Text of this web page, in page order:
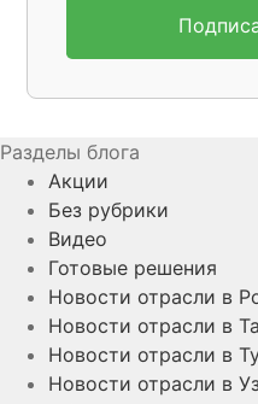
Разделы блога
Акции
Без рубрики
Видео
Готовые решения
Новости отрасли в
Новости отрасли в
Новости отрасли в
Новости отрасли в